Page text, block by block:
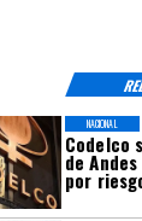
Codelco
de
por
NACIONAL